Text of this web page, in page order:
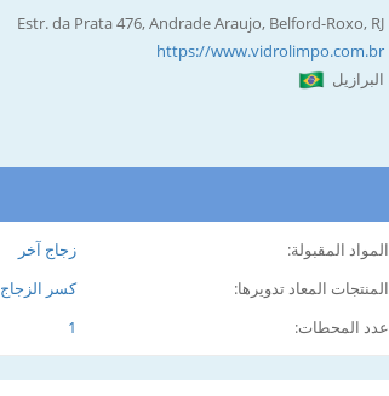
Estr. da Prata 476, Andrade Araujo, Belford-Roxo, RJ
https://www.vidrolimpo.com.br
البرازيل
المواد المقبولة:
زجاج آخر
المنتجات المعاد تدويرها:
كسر الزجاج
عدد المحطات:
1